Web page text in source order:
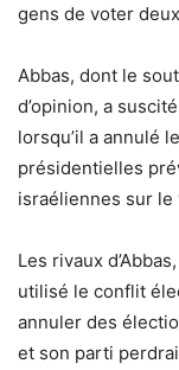
gens de voter
Abbas, dont le
d’opinion, a
lorsqu’il a annulé
présidentielles
israéliennes sur le
Les rivaux
utilisé le conflit
annuler des
et son parti